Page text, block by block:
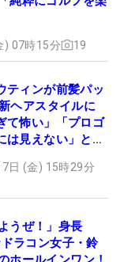
）
) 07時15分 19
ティンが前髪パッ
ヘアスタイルに
て怖い」「プロゴ
は見えない」とコ
日 (金) 15時29分
うぜ！」身長
ラコン女子・鈴